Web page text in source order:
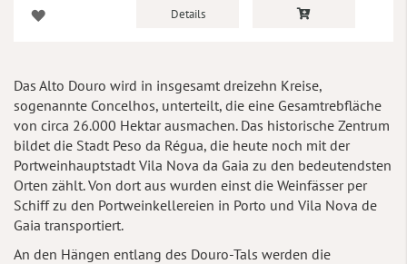
Details
Das Alto Douro wird in insgesamt dreizehn Kreise,
sogenannte Concelhos, unterteilt, die eine Gesamtrebfläche
von circa 26.000 Hektar ausmachen. Das historische Zentrum
bildet die Stadt Peso da Régua, die heute noch mit der
Portweinhauptstadt Vila Nova da Gaia zu den bedeutendsten
Orten zählt. Von dort aus wurden einst die Weinfässer per
Schiff zu den Portweinkellereien in Porto und Vila Nova de
Gaia transportiert.
An den Hängen entlang des Douro-Tals werden die